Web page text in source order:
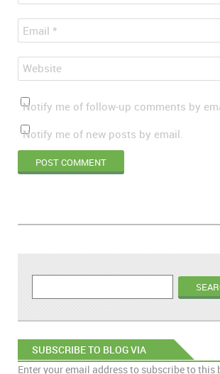
Email *
Website
Notify me of follow-up comments by
Notify me of new posts by email.
SUBSCRIBE TO BLOG VIA
EMAIL
Enter your email address to subscribe to this